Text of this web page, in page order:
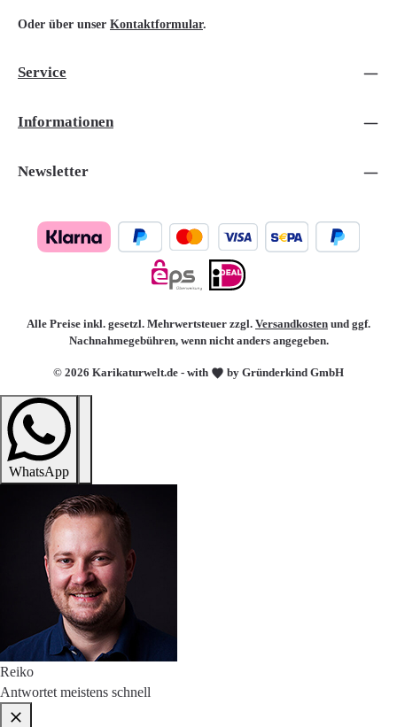
Oder über unser Kontaktformular.
Service
Informationen
Newsletter
© 2026 Karikaturwelt.de - with by Gründerkind GmbH
Alle Preise inkl. gesetzl. Mehrwertsteuer zzgl. Versandkosten und ggf.
Nachnahmegebühren, wenn nicht anders angegeben.
WhatsApp
Reiko
Antwortet meistens schnell